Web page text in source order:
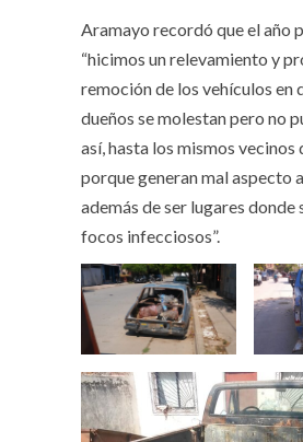
Aramayo recordó que el año
“hicimos un relevamiento y
remoción de los vehículos en
dueños se molestan pero no
así, hasta los mismos vecinos
porque generan mal aspecto
además de ser lugares donde
focos infecciosos”.